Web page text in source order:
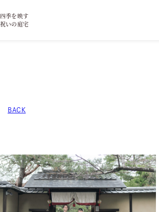
四季を映す
祝いの庭宅
BACK